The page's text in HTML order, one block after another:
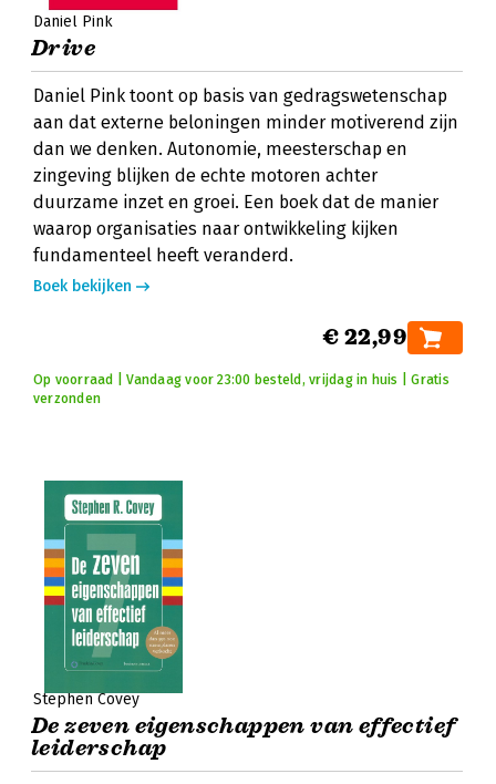
Daniel Pink
Drive
Daniel Pink toont op basis van gedragswetenschap
aan dat externe beloningen minder motiverend zijn
dan we denken. Autonomie, meesterschap en
zingeving blijken de echte motoren achter
duurzame inzet en groei. Een boek dat de manier
waarop organisaties naar ontwikkeling kijken
fundamenteel heeft veranderd.
Boek bekijken
€ 22,99
Op voorraad | Vandaag voor 23:00 besteld, vrijdag in huis | Gratis
verzonden
Stephen Covey
De zeven eigenschappen van effectief
leiderschap